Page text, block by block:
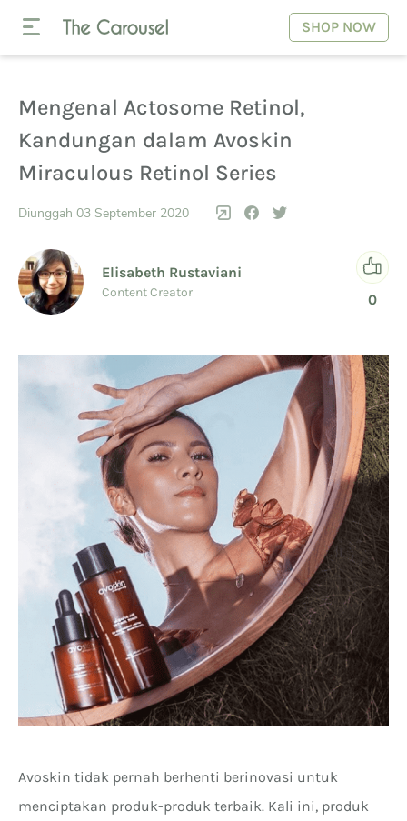
SHOP NOW
Mengenal Actosome Retinol,
Kandungan dalam Avoskin
Miraculous Retinol Series
Diunggah 03 September 2020
Elisabeth Rustaviani
Content Creator 0
Avoskin tidak pernah berhenti berinovasi untuk
menciptakan produk-produk terbaik. Kali ini, produk